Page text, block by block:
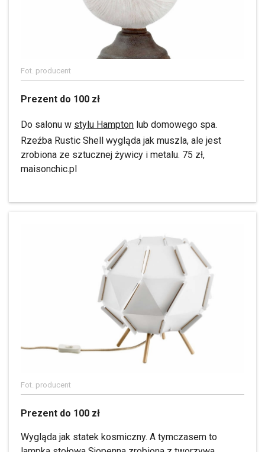
Fot. producent
Prezent do 100 zł
Do salonu w stylu Hampton lub domowego spa.
Rzeźba Rustic Shell wygląda jak muszla, ale jest
zrobiona ze sztucznej żywicy i metalu. 75 zł,
maisonchic.pl
Fot. producent
Prezent do 100 zł
Wygląda jak statek kosmiczny. A tymczasem to